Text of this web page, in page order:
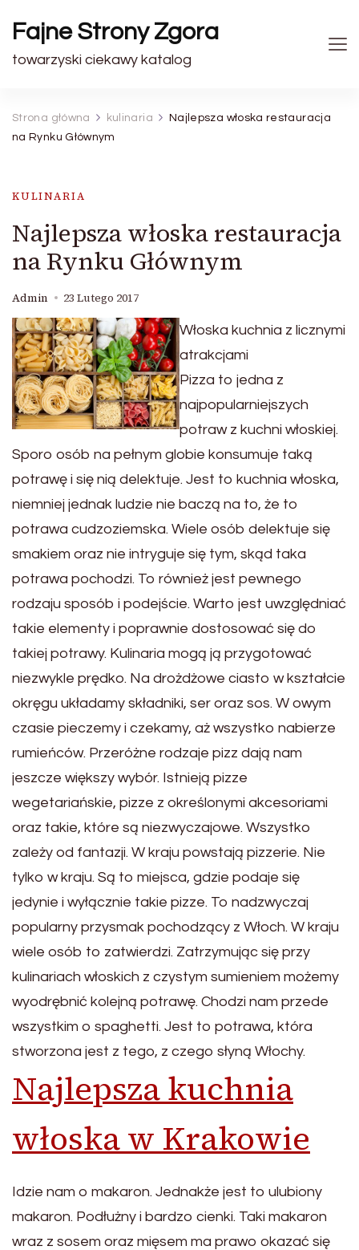
Fajne Strony Zgora
towarzyski ciekawy katalog
Strona główna kulinaria
Najlepsza włoska restauracja
na Rynku Głównym
KULINARIA
Najlepsza włoska restauracja
na Rynku Głównym
Admin 23 Lutego 2017
Włoska kuchnia z licznymi
atrakcjami
Pizza to jedna z
najpopularniejszych
potraw z kuchni włoskiej.
Sporo osób na pełnym globie konsumuje taką
potrawę i się nią delektuje. Jest to kuchnia włoska,
niemniej jednak ludzie nie baczą na to, że to
potrawa cudzoziemska. Wiele osób delektuje się
smakiem oraz nie intryguje się tym, skąd taka
potrawa pochodzi. To również jest pewnego
rodzaju sposób i podejście. Warto jest uwzględniać
takie elementy i poprawnie dostosować się do
takiej potrawy. Kulinaria mogą ją przygotować
niezwykle prędko. Na drożdżowe ciasto w kształcie
okręgu układamy składniki, ser oraz sos. W owym
czasie pieczemy i czekamy, aż wszystko nabierze
rumieńców. Przeróżne rodzaje pizz dają nam
jeszcze większy wybór. Istnieją pizze
wegetariańskie, pizze z określonymi akcesoriami
oraz takie, które są niezwyczajowe. Wszystko
zależy od fantazji. W kraju powstają pizzerie. Nie
tylko w kraju. Są to miejsca, gdzie podaje się
jedynie i wyłącznie takie pizze. To nadzwyczaj
popularny przysmak pochodzący z Włoch. W kraju
wiele osób to zatwierdzi. Zatrzymując się przy
kulinariach włoskich z czystym sumieniem możemy
wyodrębnić kolejną potrawę. Chodzi nam przede
wszystkim o spaghetti. Jest to potrawa, która
stworzona jest z tego, z czego słyną Włochy.
Najlepsza kuchnia
włoska w Krakowie
Idzie nam o makaron. Jednakże jest to ulubiony
makaron. Podłużny i bardzo cienki. Taki makaron
wraz z sosem oraz mięsem ma prawo okazać się